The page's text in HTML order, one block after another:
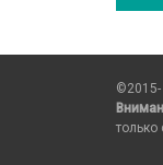
только